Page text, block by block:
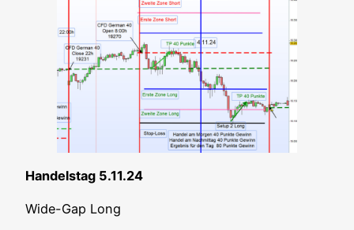
Han­dels­tag 5.11.24
Wide-Gap Long